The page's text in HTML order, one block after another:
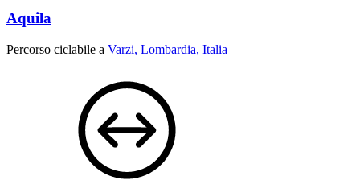
Aquila
Percorso ciclabile a Varzi, Lombardia, Italia